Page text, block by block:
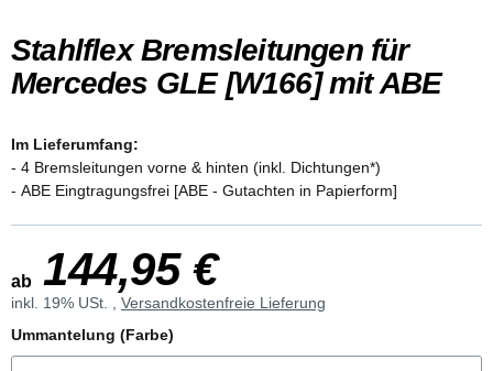
Stahlflex Bremsleitungen für
Mercedes GLE [W166] mit ABE
Im Lieferumfang:
- 4 Bremsleitungen vorne & hinten (inkl. Dichtungen*)
- ABE Eingtragungsfrei [ABE - Gutachten in Papierform]
ab 144,95 €
inkl. 19% USt. , Versandkostenfreie Lieferung
Ummantelung (Farbe)